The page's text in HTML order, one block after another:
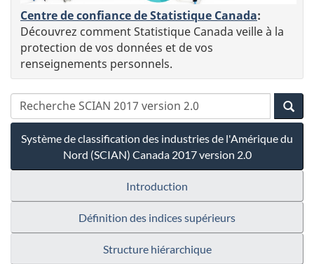
Centre de confiance de Statistique Canada:
Découvrez comment Statistique Canada veille à la
protection de vos données et de vos
renseignements personnels.
Système de classification des industries de l'Amérique du
Nord (SCIAN) Canada 2017 version 2.0
Introduction
Définition des indices supérieurs
Structure hiérarchique